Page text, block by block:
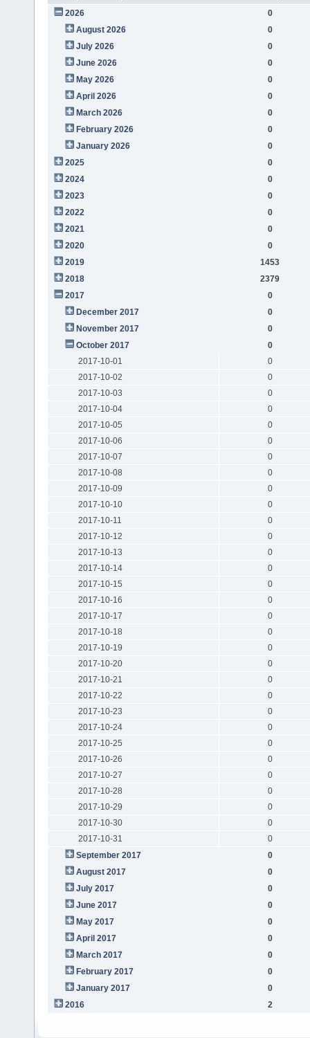
2026
0
August 2026
0
July 2026
0
June 2026
0
May 2026
0
April 2026
0
March 2026
0
February 2026
0
January 2026
0
2025
0
2024
0
2023
0
2022
0
2021
0
2020
0
2019
1453
2018
2379
2017
0
December 2017
0
November 2017
0
October 2017
0
2017-10-01
0
2017-10-02
0
2017-10-03
0
2017-10-04
0
2017-10-05
0
2017-10-06
0
2017-10-07
0
2017-10-08
0
2017-10-09
0
2017-10-10
0
2017-10-11
0
2017-10-12
0
2017-10-13
0
2017-10-14
0
2017-10-15
0
2017-10-16
0
2017-10-17
0
2017-10-18
0
2017-10-19
0
2017-10-20
0
2017-10-21
0
2017-10-22
0
2017-10-23
0
2017-10-24
0
2017-10-25
0
2017-10-26
0
2017-10-27
0
2017-10-28
0
2017-10-29
0
2017-10-30
0
2017-10-31
0
September 2017
0
August 2017
0
July 2017
0
June 2017
0
May 2017
0
April 2017
0
March 2017
0
February 2017
0
January 2017
0
2016
2